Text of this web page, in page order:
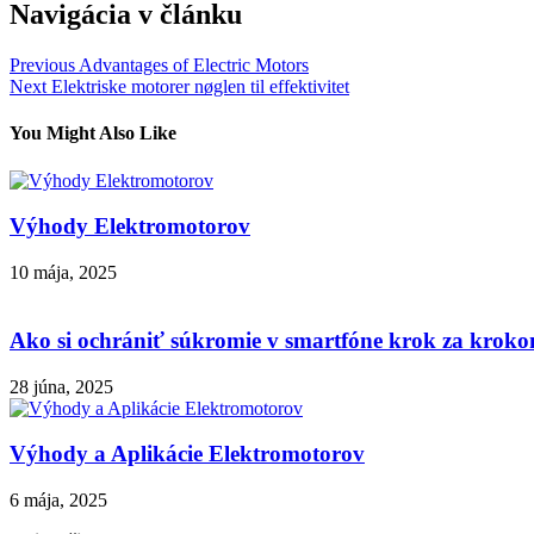
Navigácia v článku
Previous Advantages of Electric Motors
Next Elektriske motorer nøglen til effektivitet
You Might Also Like
Výhody Elektromotorov
10 mája, 2025
Ako si ochrániť súkromie v smartfóne krok za
28 júna, 2025
Výhody a Aplikácie Elektromotorov
6 mája, 2025